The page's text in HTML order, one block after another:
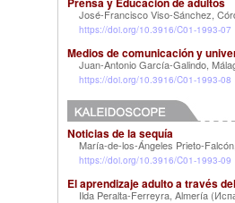
José-Francisco Viso-Sánchez,
https://doi.org/10.3916/C01-1993-07
Medios de comunicación y
Juan-Antonio García-Galindo,
https://doi.org/10.3916/C01-1993-08
Noticias de la sequía
María-de-los-Ángeles Prieto-
https://doi.org/10.3916/C01-1993-09
El aprendizaje adulto a través
Ilda Peralta-Ferreyra, Almería